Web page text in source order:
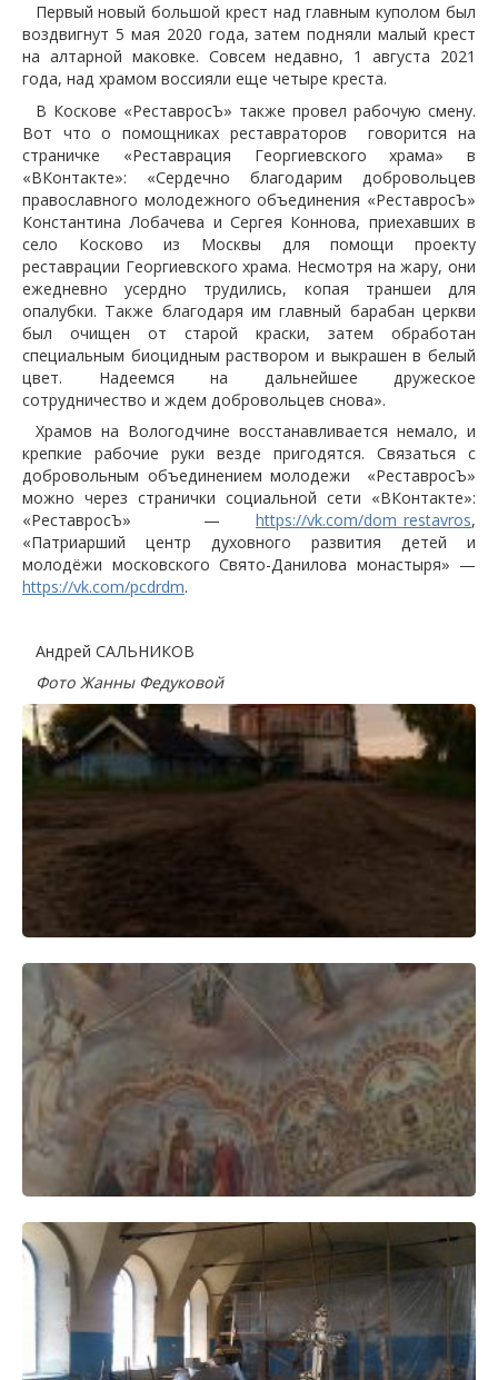
Первый новый большой крест над главным куполом был
воздвигнут 5 мая 2020 года, затем подняли малый крест
на алтарной маковке. Совсем недавно, 1 августа 2021
года, над храмом воссияли еще четыре креста.
В Коскове «РеставросЪ» также провел рабочую смену.
Вот что о помощниках реставраторов говорится на
страничке «Реставрация Георгиевского храма» в
«ВКонтакте»: «Сердечно благодарим добровольцев
православного молодежного объединения «РеставросЪ»
Константина Лобачева и Сергея Коннова, приехавших в
село Косково из Москвы для помощи проекту
реставрации Георгиевского храма. Несмотря на жару, они
ежедневно усердно трудились, копая траншеи для
опалубки. Также благодаря им главный барабан церкви
был очищен от старой краски, затем обработан
специальным биоцидным раствором и выкрашен в белый
цвет. Надеемся на дальнейшее дружеское
сотрудничество и ждем добровольцев снова».
Храмов на Вологодчине восстанавливается немало, и
крепкие рабочие руки везде пригодятся. Связаться с
добровольным объединением молодежи «РеставросЪ»
можно через странички социальной сети «ВКонтакте»:
«РеставросЪ» — https://vk.com/dom_restavros,
«Патриарший центр духовного развития детей и
молодёжи московского Свято-Данилова монастыря» —
https://vk.com/pcdrdm.
Андрей САЛЬНИКОВ
Фото Жанны Федуковой